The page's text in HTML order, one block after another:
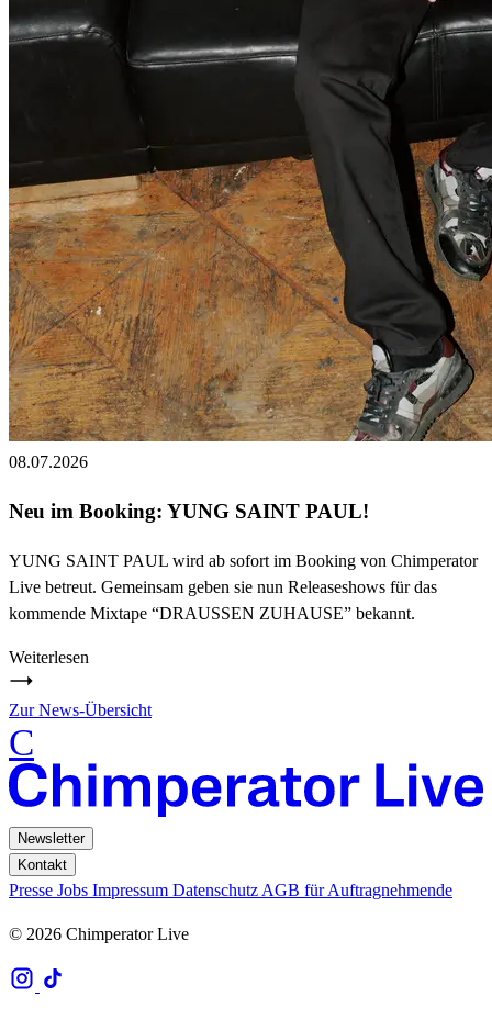
08.07.2026
Neu im Booking: YUNG SAINT PAUL!
YUNG SAINT PAUL wird ab sofort im Booking von Chimperator
Live betreut. Gemeinsam geben sie nun Releaseshows für das
kommende Mixtape “DRAUSSEN ZUHAUSE” bekannt.
Weiterlesen
Zur News-Übersicht
C
Newsletter
Kontakt
Presse Jobs Impressum Datenschutz AGB für Auftragnehmende
© 2026 Chimperator Live